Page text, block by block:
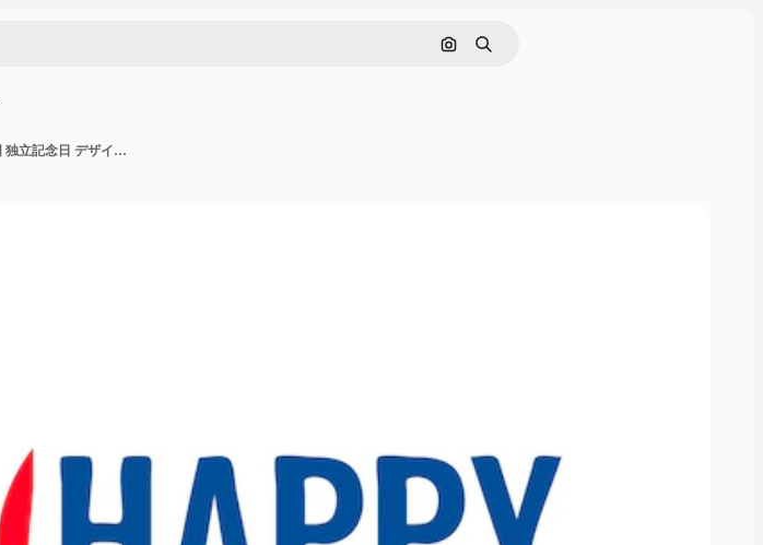
画像で検索
検索
ハッピー7月4日 パトリオット・サンフラワー アメリカ合衆国 独立記念日 デザイン ベクトル・テンプレート バナー・ポスター・シャツ・カードなど